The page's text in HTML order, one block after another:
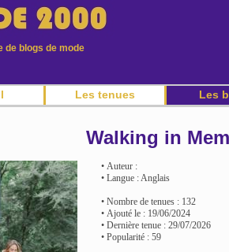
de blogs de mode
Les tenues Les
Walking in
• Auteur :
• Langue : Anglais
• Nombre de tenues : 132
• Ajouté le : 19/06/2024
• Dernière tenue : 29/07/2026
• Popularité : 59